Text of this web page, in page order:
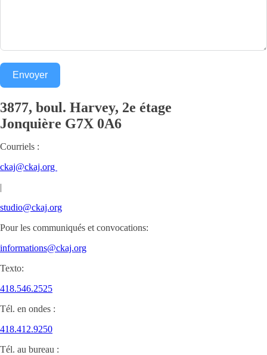
Envoyer
3877, boul. Harvey, 2e étage
Jonquière G7X 0A6
Courriels :
ckaj@ckaj.org
|
studio@ckaj.org
Pour les communiqués et convocations:
informations@ckaj.org
Texto:
418.546.2525
Tél. en ondes :
418.412.9250
Tél. au bureau :